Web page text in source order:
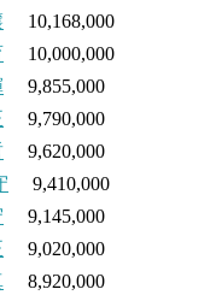
10,168,000
10,000,000
9,855,000
9,790,000
9,620,000
9,410,000
9,145,000
9,020,000
8,920,000